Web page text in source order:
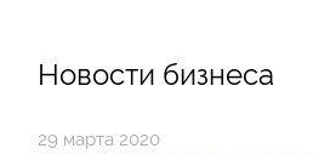
Новости бизнеса
29 марта 2020